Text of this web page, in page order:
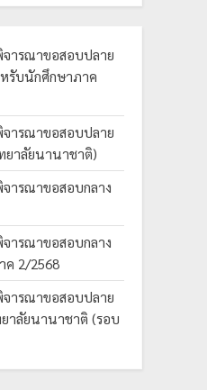
จารณาขอสอบปลาย
รับนักศึกษาภาค
จารณาขอสอบปลาย
ยาลัยนานาชาติ)
ารณาขอสอบกลาง
ารณาขอสอบกลาง
ค 2/2568
จารณาขอสอบปลาย
าลัยนานาชาติ (รอบ